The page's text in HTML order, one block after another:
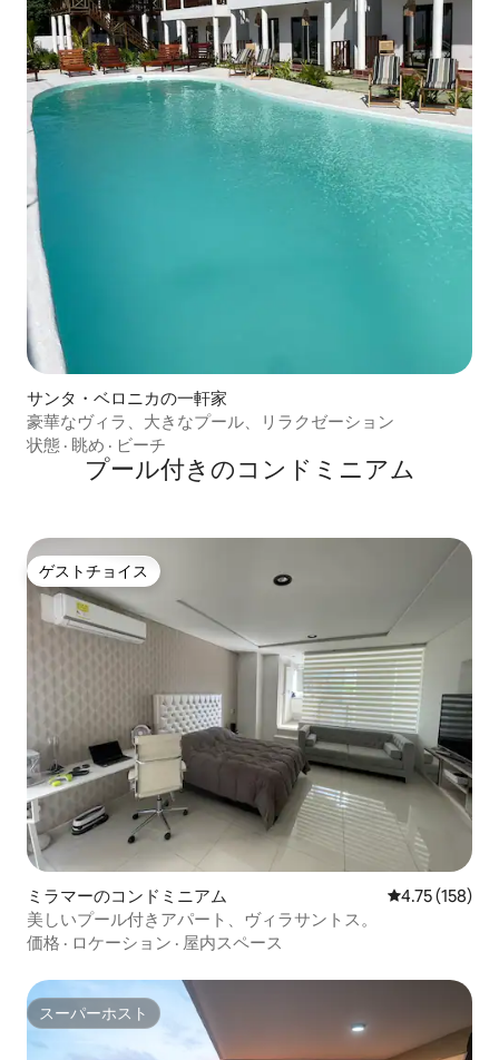
サンタ・ベロニカの一軒家
豪華なヴィラ、大きなプール、リラクゼーション
状態 · 眺め · ビーチ
プール付きのコンドミニアム
ゲストチョイス
ゲストチョイス
ミラマーのコンドミニアム レビュー158
4.75 (158)
美しいプール付きアパート、ヴィラサントス。
価格 · ロケーション · 屋内スペース
スーパーホスト
スーパーホスト